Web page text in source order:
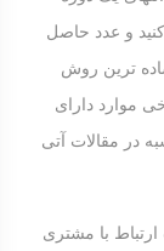
و عدد حاصل
ترین روش
موارد دارای
در مقالات آتی
با مشتری